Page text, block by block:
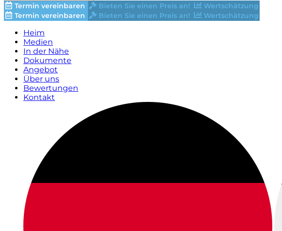
Termin vereinbaren Bieten Sie einen Preis an!
Wertschätzung
Termin vereinbaren
Bieten Sie einen Preis an! Wertschätzung
Heim
Medien
In der Nähe
Dokumente
Angebot
Über uns
Bewertungen
Kontakt